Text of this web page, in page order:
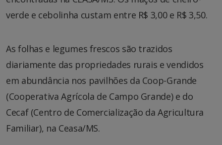
verde e cebolinha custam entre R$ 3,00 e R$ 3,50.
As folhas e legumes frescos são trazidos
diariamente das propriedades rurais e vendidos
em abundância nos pavilhões da Coop-Grande
(Cooperativa Agrícola de Campo Grande) e do
Cecaf (Centro de Comercialização da Agricultura
Familiar), na Ceasa/MS.